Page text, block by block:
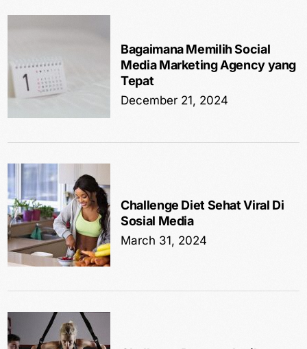
Bagaimana Memilih Social
Media Marketing Agency yang
Tepat
December 21, 2024
Challenge Diet Sehat Viral Di
Sosial Media
March 31, 2024